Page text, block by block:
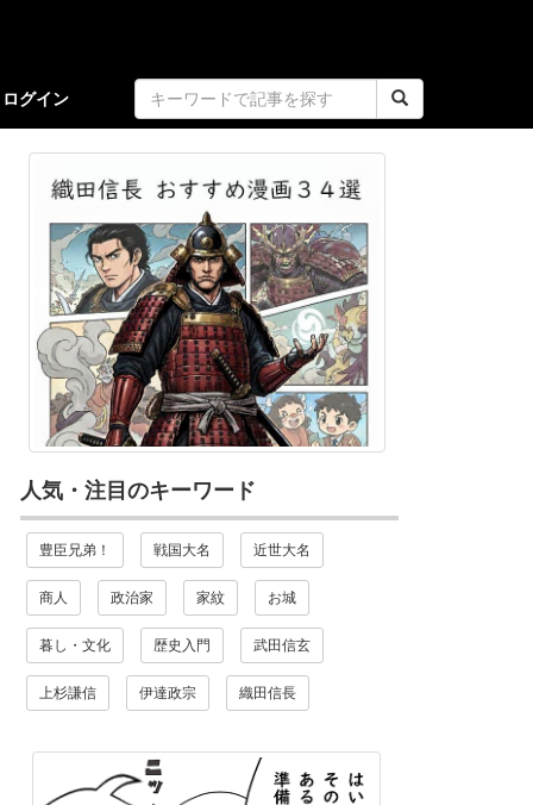
ログイン
人気・注目のキーワード
豊臣兄弟！ 戦国大名 近世大名
商人 政治家 家紋 お城
暮し・文化 歴史入門 武田信玄
上杉謙信 伊達政宗 織田信長